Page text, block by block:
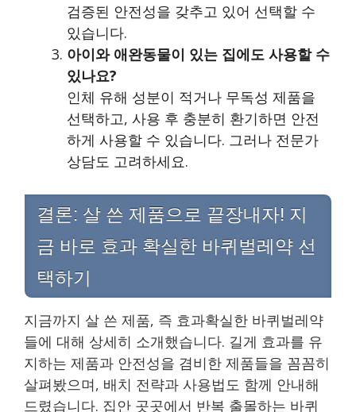
검증된 안전성을 갖추고 있어 선택할 수
있습니다.
아이와 애완동물이 있는 집에도 사용할 수
있나요?
인체 유해 성분이 적거나 무독성 제품을
선택하고, 사용 후 충분히 환기하면 안전
하게 사용할 수 있습니다. 그러나 전문가
상담도 고려하세요.
결론: 살 쓴 제품으로 끝장내자! 지
금 바로 효과 확실한 바퀴벌레약 선
택하기
지금까지 살 쓴 제품, 즉 효과확실한 바퀴벌레약
들에 대해 상세히 소개했습니다. 길게 효과를 유
지하는 제품과 안전성을 겸비한 제품들을 꼼꼼히
살펴봤으며, 배치 전략과 사용법도 함께 안내해
드렸습니다. 집안 곳곳에서 반복 출몰하는 바퀴